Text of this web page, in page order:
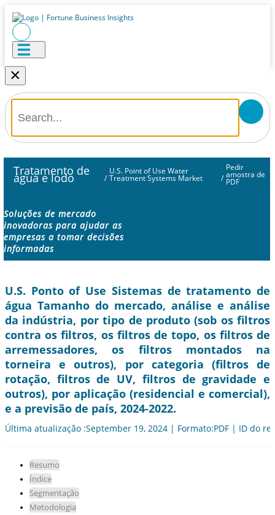
×
Tratamento de
água e lodo /
U.S. Point of Use Water
Treatment Systems Market /
Pedir
amostra de
PDF
Soluções de mercado
inovadoras para ajudar as
empresas a tomar decisões
informadas
U.S. Ponto of Use Sistemas de tratamento de
água Tamanho do mercado, análise e análise
da indústria, por tipo de produto (sob os filtros
contra os filtros, os filtros de topo, os filtros de
arremessadores, os filtros montados na
torneira e outros), por categoria (filtros de
rotação, filtros de UV, filtros de gravidade e
outros), por aplicação (residencial e comercial),
e a previsão de país, 2024-2022.
Última atualização :September 19, 2024 | Formato:PDF | ID do
Resumo
Índice
Segmentação
Metodologia